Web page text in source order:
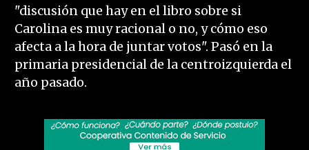
"discusión que hay en el libro sobre si
Carolina es muy racional o no, y cómo eso
afecta a la hora de juntar votos". Pasó en la
primaria presidencial de la centroizquierda el
año pasado.